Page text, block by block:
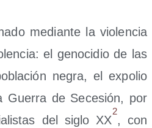
median­te la vio­len­cia
el geno­ci­dio de las
negra, el expo­lio
Gue­rra de Sece­sión, por
del siglo XX
2
, con